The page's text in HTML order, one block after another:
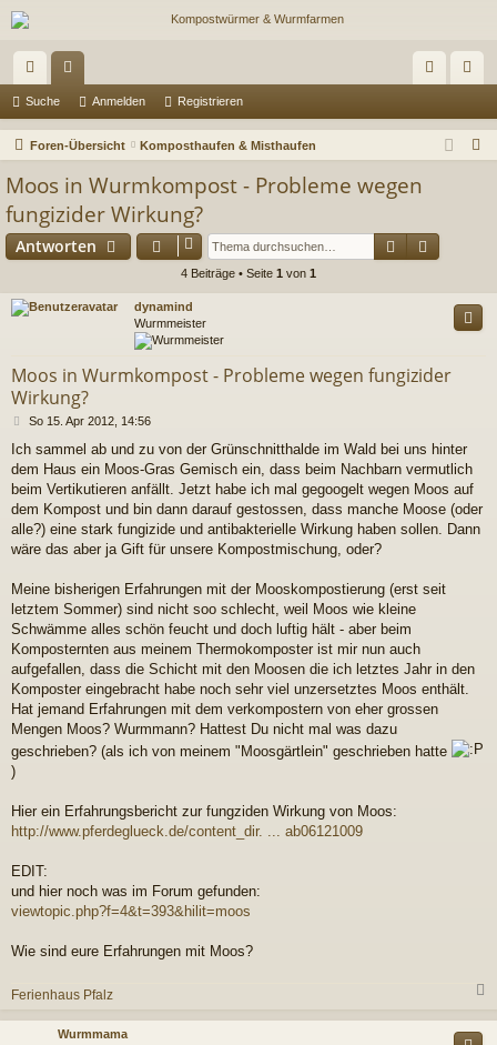
ch
ne
riff
en m
n
ist
Suche Anmelden Registrieren
Foren-Übersicht Komposthaufen & Misthaufen
Moos in Wurmkompost - Probleme wegen
fungizider Wirkung?
Antworten Suche
4 Beiträge • Seite 1 von 1
dynamind
Wurmmeister
Moos in Wurmkompost - Probleme wegen fungizider
Wirkung?
B
i
t
r
So 15. Apr 2012, 14:56
Ich sammel ab und zu von der Grünschnitthalde im Wald bei uns hinter
dem Haus ein Moos-Gras Gemisch ein, dass beim Nachbarn vermutlich
beim Vertikutieren anfällt. Jetzt habe ich mal gegoogelt wegen Moos auf
dem Kompost und bin dann darauf gestossen, dass manche Moose (oder
alle?) eine stark fungizide und antibakterielle Wirkung haben sollen. Dann
wäre das aber ja Gift für unsere Kompostmischung, oder?
Meine bisherigen Erfahrungen mit der Mooskompostierung (erst seit
letztem Sommer) sind nicht soo schlecht, weil Moos wie kleine
Schwämme alles schön feucht und doch luftig hält - aber beim
Komposternten aus meinem Thermokomposter ist mir nun auch
aufgefallen, dass die Schicht mit den Moosen die ich letztes Jahr in den
Komposter eingebracht habe noch sehr viel unzersetztes Moos enthält.
Hat jemand Erfahrungen mit dem verkompostern von eher grossen
Mengen Moos? Wurmmann? Hattest Du nicht mal was dazu
geschrieben? (als ich von meinem "Moosgärtlein" geschrieben hatte
)
Hier ein Erfahrungsbericht zur fungziden Wirkung von Moos:
http://www.pferdeglueck.de/content_dir. ... ab06121009
EDIT:
und hier noch was im Forum gefunden:
viewtopic.php?f=4&t=393&hilit=moos
Wie sind eure Erfahrungen mit Moos?
Ferienhaus Pfalz
c
Wurmmama